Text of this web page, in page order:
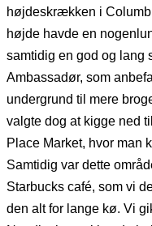
højdeskrækken i
højde havde en
samtidig en god og lang
Ambassadør, som
undergrund til mere
valgte dog at kigge ned
Place Market, hvor man
Samtidig var dette
Starbucks café, som vi
den alt for lange kø. Vi